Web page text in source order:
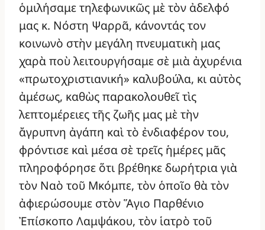
ὁμιλήσαμε τηλεφωνικῶς μὲ τὸν ἀδελφό
μας κ. Νόστη Ψαρρᾶ, κάνοντάς τον
κοινωνὸ στὴν μεγάλη πνευματικὴ μας
χαρὰ ποὺ λειτουργήσαμε σὲ μιὰ ἀχυρένια
«πρωτοχριστιανική» καλυβούλα, κι αὐτὸς
ἀμέσως, καθὼς παρακολουθεῖ τὶς
λεπτομέρειες τῆς ζωῆς μας μὲ τὴν
ἄγρυπνη ἀγάπη καὶ τὸ ἐνδιαφέρον του,
φρόντισε καὶ μέσα σὲ τρεῖς ἡμέρες μᾶς
πληροφόρησε ὅτι βρέθηκε δωρήτρια γιὰ
τὸν Ναὸ τοῦ Μκόμπε, τὸν ὁποῖο θὰ τὸν
ἀφιερώσουμε στὸν Ἅγιο Παρθένιο
Ἐπίσκοπο Λαμψάκου, τὸν ἱατρὸ τοῦ